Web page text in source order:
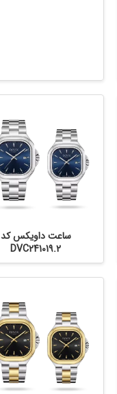
ساعت داویکس کد
DVC241019.2